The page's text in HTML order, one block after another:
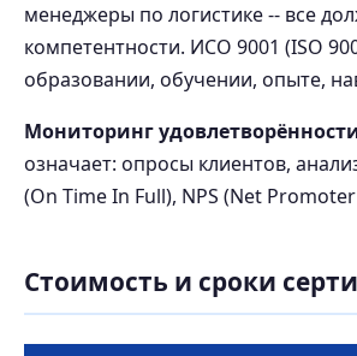
менеджеры по логистике -- все
компетентности. ИСО 9001 (ISO
образовании, обучении, опыте,
Мониторинг
означает: опросы клиентов,
(On Time In Full), NPS (Net
Стоимость и сроки